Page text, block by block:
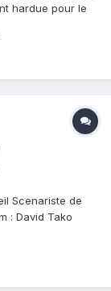
hardue pour le
car je pense
Scenariste de
: David Tako
en beauté, nos